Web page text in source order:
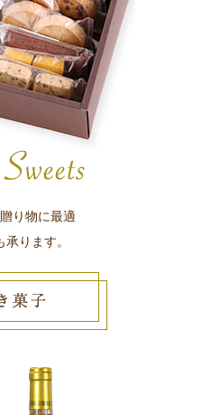
り物に最適
ります。